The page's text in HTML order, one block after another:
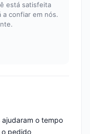
está satisfeita
a confiar em nós.
o tempo
o pedido